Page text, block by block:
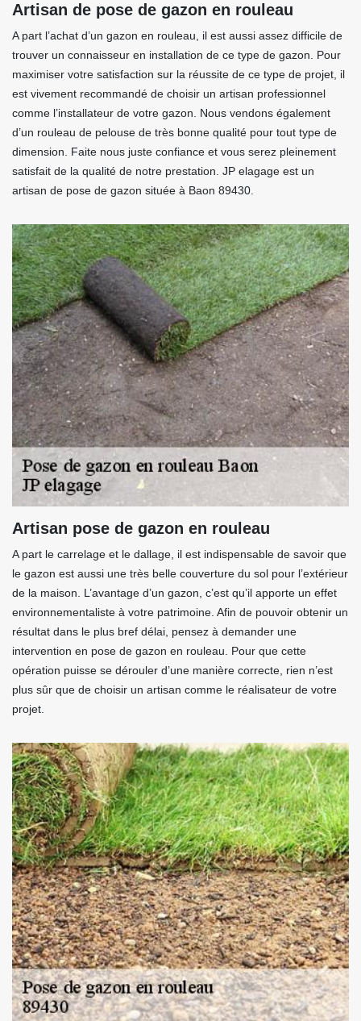
Artisan de pose de gazon en rouleau
A part l’achat d’un gazon en rouleau, il est aussi assez difficile de
trouver un connaisseur en installation de ce type de gazon. Pour
maximiser votre satisfaction sur la réussite de ce type de projet, il
est vivement recommandé de choisir un artisan professionnel
comme l’installateur de votre gazon. Nous vendons également
d’un rouleau de pelouse de très bonne qualité pour tout type de
dimension. Faite nous juste confiance et vous serez pleinement
satisfait de la qualité de notre prestation. JP elagage est un
artisan de pose de gazon située à Baon 89430.
Artisan pose de gazon en rouleau
A part le carrelage et le dallage, il est indispensable de savoir que
le gazon est aussi une très belle couverture du sol pour l’extérieur
de la maison. L’avantage d’un gazon, c’est qu’il apporte un effet
environnementaliste à votre patrimoine. Afin de pouvoir obtenir un
résultat dans le plus bref délai, pensez à demander une
intervention en pose de gazon en rouleau. Pour que cette
opération puisse se dérouler d’une manière correcte, rien n’est
plus sûr que de choisir un artisan comme le réalisateur de votre
projet.